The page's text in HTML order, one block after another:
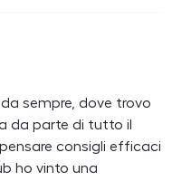
sempre, dove trovo
da parte di tutto il
consigli efficaci
ho vinto una